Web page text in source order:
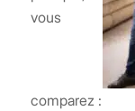
vous
comparez :